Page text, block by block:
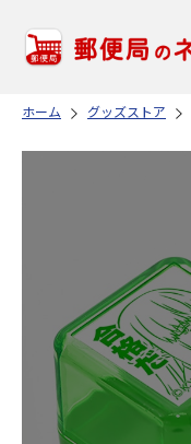
ホーム グッズストア